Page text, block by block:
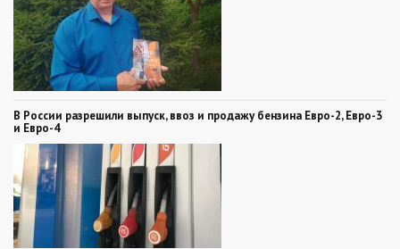
В России разрешили выпуск, ввоз и продажу бензина Евро-2, Евро-3
и Евро-4